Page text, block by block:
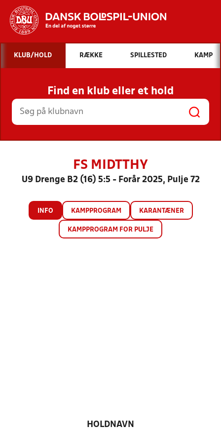
Hvad vil du søge efter?
INDHOLD OG NYHEDER
STILLINGER, RESULTATER, KLUBBER OG
HOLD
KLUB/HOLD RÆKKE SPILLESTED KAMP
Find en klub eller et hold
FS MIDTTHY
U9 Drenge B2 (16) 5:5 - Forår 2025, Pulje 72
INFO KAMPPROGRAM KARANTÆNER
KAMPPROGRAM FOR PULJE
HOLDNAVN